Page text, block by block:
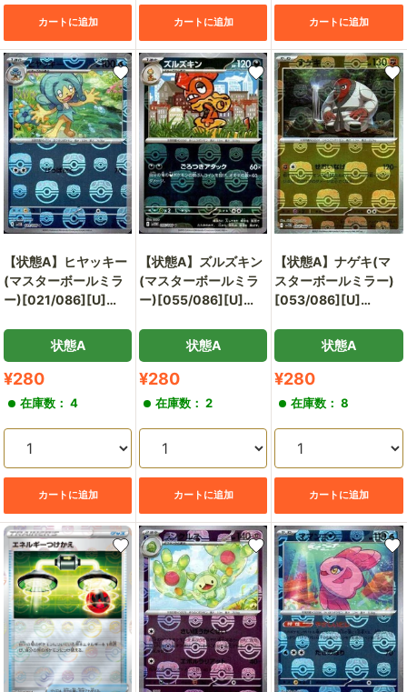
カートに追加 カートに追加 カートに追加
【状態A】ヒヤッキー
(マスターボールミラ
ー)[021/086][U]
状態A
販
価
格
¥280
在庫数： 4
カートに追加
【状態A】ズルズキン
(マスターボールミラ
ー)[055/086][U]
状態A
販
価
格
¥280
在庫数： 2
カートに追加
【状態A】ナゲキ(マ
スターボールミラー)
[053/086][U]
状態A
販
価
格
¥280
在庫数： 8
カートに追加